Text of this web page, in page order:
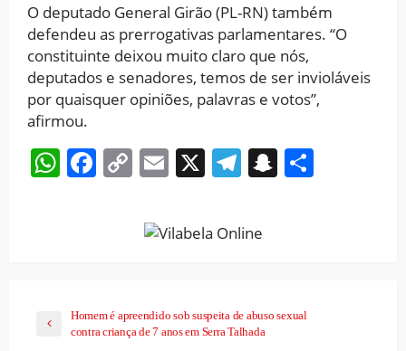
O deputado General Girão (PL-RN) também
defendeu as prerrogativas parlamentares. “O
constituinte deixou muito claro que nós,
deputados e senadores, temos de ser invioláveis
por quaisquer opiniões, palavras e votos”,
afirmou.
WhatsApp
Facebook
CopyEmail
X Telegram
Snapchat
Homem é apreendido sob suspeita de abuso sexual
contra criança de 7 anos em Serra Talhada